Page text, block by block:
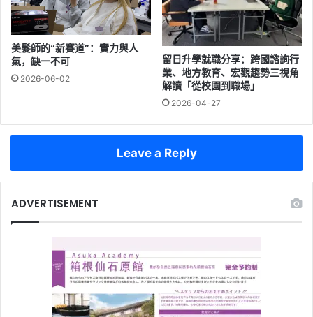
美髮師的“新賽道”：實力與人
氣，缺一不可
2026-06-02
留日升學就職分享：跨國諮詢行
業、地方教育、宏觀趨勢三視角
解讀「從校園到職場」
2026-04-27
Leave a Reply
ADVERTISEMENT